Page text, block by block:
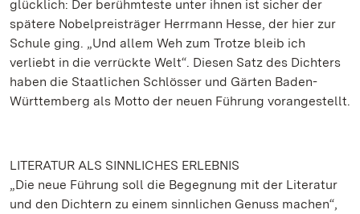
glücklich: Der berühmteste unter ihnen ist sicher der
spätere Nobelpreisträger Herrmann Hesse, der hier zur
Schule ging. „Und allem Weh zum Trotze bleib ich
verliebt in die verrückte Welt“. Diesen Satz des Dichters
haben die Staatlichen Schlösser und Gärten Baden-
Württemberg als Motto der neuen Führung vorangestellt.
LITERATUR ALS SINNLICHES ERLEBNIS
„Die neue Führung soll die Begegnung mit der Literatur
und den Dichtern zu einem sinnlichen Genuss machen“,